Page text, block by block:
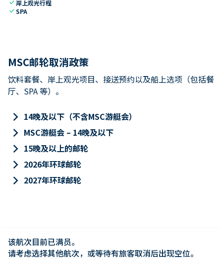
check 岸上观光行程
checkSPA
MSC邮轮取消政策
饮料套餐、岸上观光项目、接送预约以及船上选项（包括餐
厅、SPA 等）。
keyboard_arrow_right 14晚及以下（不含MSC游艇会）
keyboard_arrow_right MSC游艇会 – 14晚及以下
keyboard_arrow_right 15晚及以上的邮轮
keyboard_arrow_right 2026年环球邮轮
keyboard_arrow_right 2027年环球邮轮
该航次目前已满员。
请考虑选择其他航次，或等待有旅客取消后出现空位。